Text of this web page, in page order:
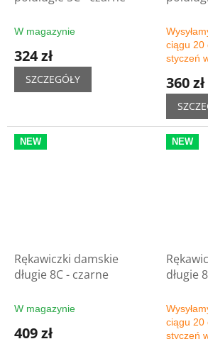
W magazynie
324 zł
SZCZEGÓŁY
ciągu 20
styczeń
360 zł
NEW
Rękawiczki damskie
długie 8C - czarne
W magazynie
409 zł
NEW
długie
ciągu 20
styczeń